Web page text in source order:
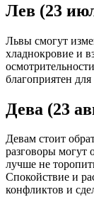
Лев (23
Львы смогут
хладнокровие и
благоприятен
Дева (23
Девам стоит
разговоры могут
лучше не
Спокойствие и
конфликтов и